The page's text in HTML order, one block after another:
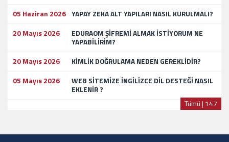
05 Haziran 2026 YAPAY ZEKA ALT YAPILARI NASIL KURULMALI?
20 Mayıs 2026
EDURAOM ŞİFREMİ ALMAK İSTİYORUM NE
YAPABİLİRİM?
20 Mayıs 2026
KİMLİK DOĞRULAMA NEDEN GEREKLİDİR?
05 Mayıs 2026
WEB SİTEMİZE İNGİLİZCE DİL DESTEĞİ NASIL
EKLENİR ?
Tümü | 147